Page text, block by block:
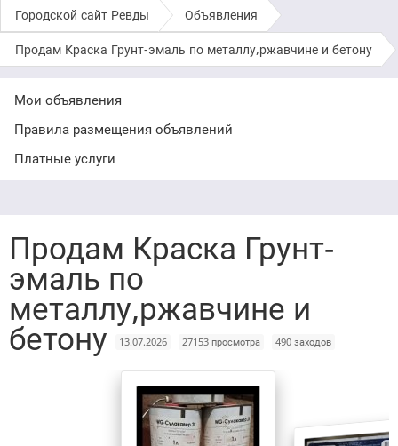
Городской сайт Ревды › Объявления
Продам Краска Грунт-эмаль по металлу,ржавчине и бетону
Продам Краска Грунт-
эмаль по
металлу,ржавчине и
бетону 13.07.2026 27153 просмотра 490 заходов
Мои объявления
Правила размещения объявлений
Платные услуги